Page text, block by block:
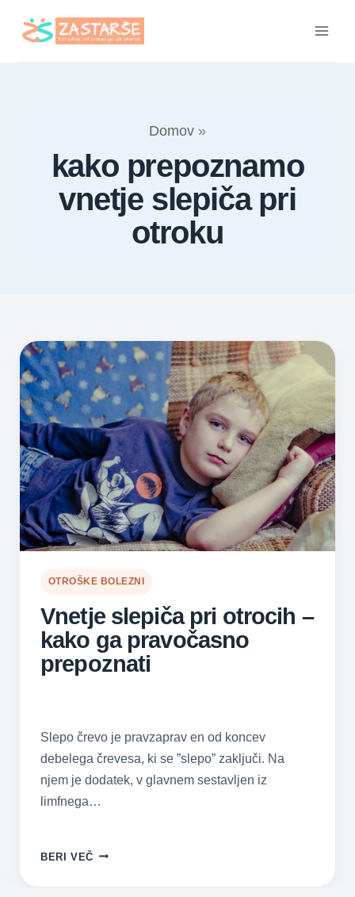
Domov »
kako prepoznamo
vnetje slepiča pri
otroku
OTROŠKE BOLEZNI
Vnetje slepiča pri otrocih –
kako ga pravočasno
prepoznati
Slepo črevo je pravzaprav en od koncev
debelega črevesa, ki se ”slepo” zaključi. Na
njem je dodatek, v glavnem sestavljen iz
limfnega…
BERI VEČ VNETJE
PRI